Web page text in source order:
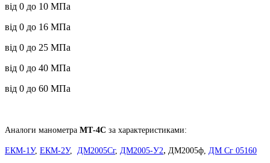
від 0 до 10 МПа
від 0 до 16 МПа
від 0 до 25 МПа
від 0 до 40 МПа
від 0 до 60 МПа
Аналоги манометра МТ-4С за характеристиками:
ЕКМ-1У, ЕКМ-2У, ДМ2005Сг, ДМ2005-У2, ДМ2005ф, ДМ Сг 05160